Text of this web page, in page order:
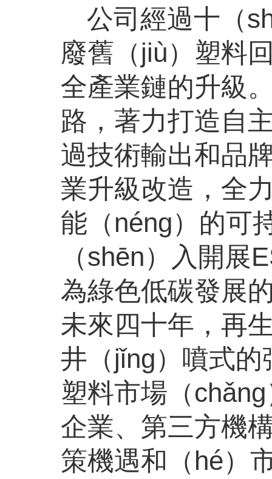
公司經過十（
廢舊（jiù）塑料
全產業鏈的升級
路，著力打造自
過技術輸出和品
業升級改造，全
能（néng）的可
（shēn）入開展
為綠色低碳發展
未來四十年，再
井（jǐng）噴式
塑料市場（
企業、第三方機
策機遇和（hé）